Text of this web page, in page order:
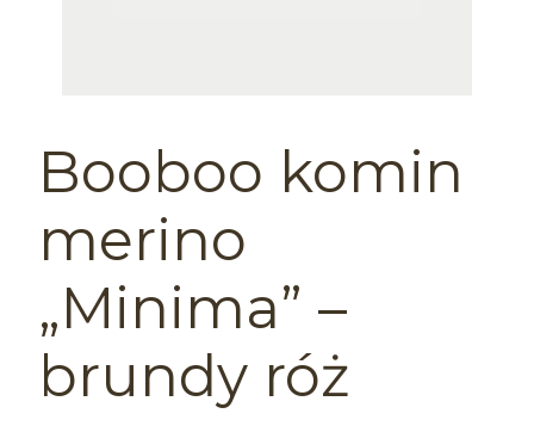
Booboo komin
merino
„Minima” –
brundy róż